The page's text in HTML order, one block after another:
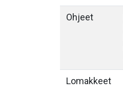
Ohjeet
Lomakkeet